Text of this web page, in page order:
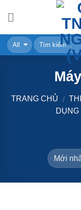
TRANG CHỦ /
DỤNG